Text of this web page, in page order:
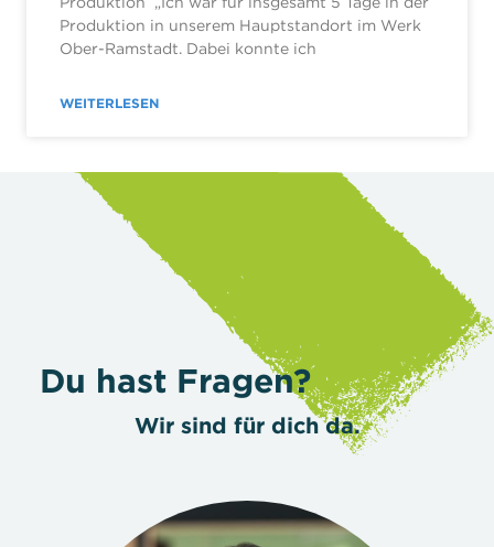
Produktion in unserem Hauptstandort im Werk
Ober-Ramstadt. Dabei konnte ich
WEITERLESEN
Du hast Fragen?
Wir sind für dich da.